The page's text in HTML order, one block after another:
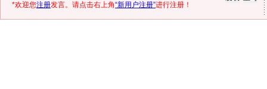
*欢迎您注册发言。请点击右上角“新用户注册”进行注册！